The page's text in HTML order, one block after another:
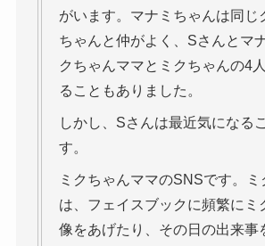
がいます。マナミちゃんは同じ
ちゃんと仲がよく、Sさんとマ
クちゃんママとミクちゃんの4
ることもありました。
しかし、Sさんは最近気になる
す。
ミクちゃんママのSNSです。ミ
は、フェイスブックに頻繁にミ
像をあげたり、その日の出来事